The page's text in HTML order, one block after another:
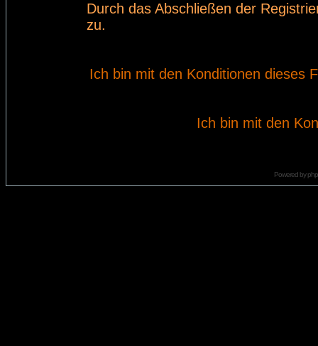
Durch das Abschließen der
zu.
Ich bin mit den Konditionen dieses
Ich bin mit den
Powered by